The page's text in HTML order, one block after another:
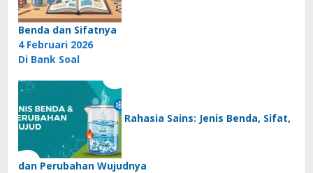
Benda dan Sifatnya
4 Februari 2026
Di Bank Soal
Rahasia Sains: Jenis Benda, Sifat,
dan Perubahan Wujudnya